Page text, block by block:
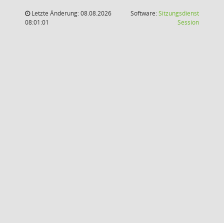
Letzte Änderung: 08.08.2026
08:01:01
Software:Sitzungsdienst
Session(Wird in